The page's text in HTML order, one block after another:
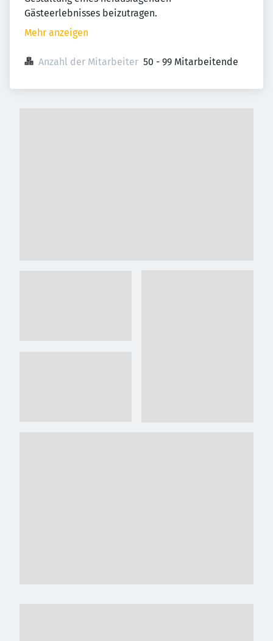
Gästeerlebnisses beizutragen.
Mehr anzeigen
Anzahl der Mitarbeiter 50 - 99 Mitarbeitende